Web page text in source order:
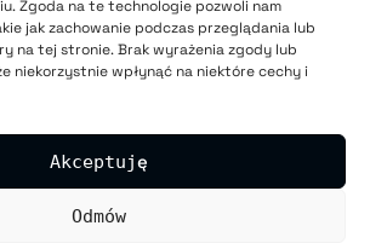
Zgoda na te technologie pozwoli nam
jak zachowanie podczas przeglądania lub
na tej stronie. Brak wyrażenia zgody lub
niekorzystnie wpłynąć na niektóre cechy i
Akceptuję
Odmów